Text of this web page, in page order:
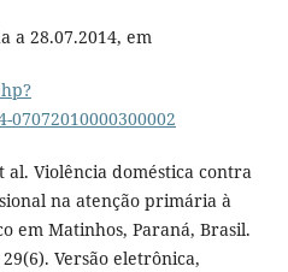
a 28.07.2014, em
07072010000300002
Violência doméstica contra
na atenção primária à
em Matinhos, Paraná, Brasil.
Versão eletrônica,